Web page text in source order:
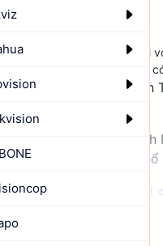
vào thị trường camera wifi
dàng sử dụng khách hàng
hãng
được bán tại An
tờ liên quan.
hãng
tại An
camera được hãng
Phát Bán và phân phối